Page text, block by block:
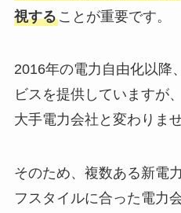
視することが重要です。
2016年の電力自由化以降
ビスを提供していますが
大手電力会社と変わりませ
そのため、複数ある新電
フスタイルに合った電力